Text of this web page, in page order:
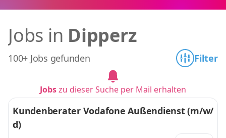
Jobs in Dipperz
100+ Jobs gefunden Filter
Jobszu dieser Suche per Mail erhalten
Kundenberater Vodafone Außendienst (m/w/
d)